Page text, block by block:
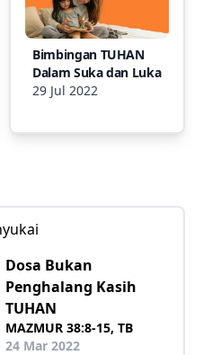
Bimbingan TUHAN
Dalam Suka dan Luka
29 Jul 2022
Dosa Bukan
Penghalang Kasih
TUHAN
MAZMUR 38:8-15, TB
24 Mar 2022